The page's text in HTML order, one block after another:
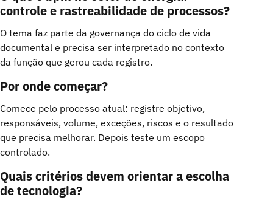
controle e rastreabilidade de processos?
O tema faz parte da governança do ciclo de vida
documental e precisa ser interpretado no contexto
da função que gerou cada registro.
Por onde começar?
Comece pelo processo atual: registre objetivo,
responsáveis, volume, exceções, riscos e o resultado
que precisa melhorar. Depois teste um escopo
controlado.
Quais critérios devem orientar a escolha
de tecnologia?